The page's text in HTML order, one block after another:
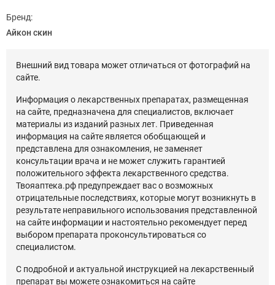
Бренд:
Айкон скин
Внешний вид товара может отличаться от фотографий на
сайте.
Информация о лекарственных препаратах, размещенная
на сайте, предназначена для специалистов, включает
материалы из изданий разных лет. Приведенная
информация на сайте является обобщающей и
представлена для ознакомления, не заменяет
консультации врача и не может служить гарантией
положительного эффекта лекарственного средства.
Твояаптека.рф предупреждает вас о возможных
отрицательные последствиях, которые могут возникнуть в
результате неправильного использования представленной
на сайте информации и настоятельно рекомендует перед
выбором препарата проконсультироваться со
специалистом.
С подробной и актуальной инструкцией на лекарственный
препарат вы можете ознакомиться на сайте